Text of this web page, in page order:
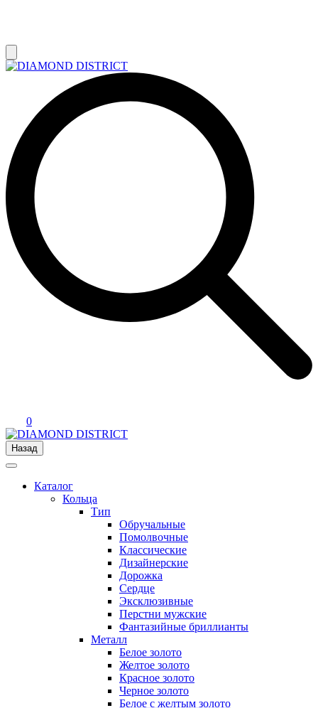
0
Назад
Каталог
Кольца
Тип
Обручальные
Помолвочные
Классические
Дизайнерские
Дорожка
Сердце
Эксклюзивные
Перстни мужские
Фантазийные бриллианты
Металл
Белое золото
Желтое золото
Красное золото
Черное золото
Белое с желтым золото